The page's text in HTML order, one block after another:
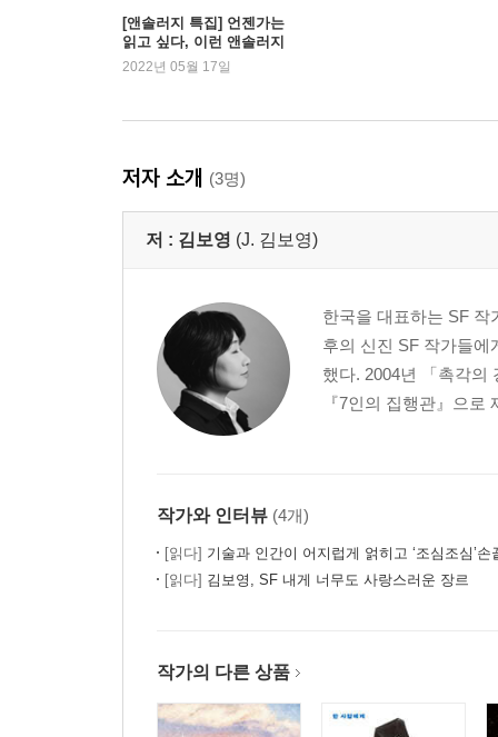
[앤솔러지 특집] 언젠가는
읽고 싶다, 이런 앤솔러지
2022년 05월 17일
저자 소개 (3명)
저 : 김보영 (J. 김보영)
한국을 대표하는 SF 작
후의 신진 SF 작가들에
했다. 2004년 「촉각의
『7인의 집행관』으
작가와 인터뷰 (4개)
[읽다] 기술과 인간이 어지럽게 얽히고 ‘조심조심’손끝을
[읽다] 김보영, SF 내게 너무도 사랑스러운 장르
작가의 다른 상품